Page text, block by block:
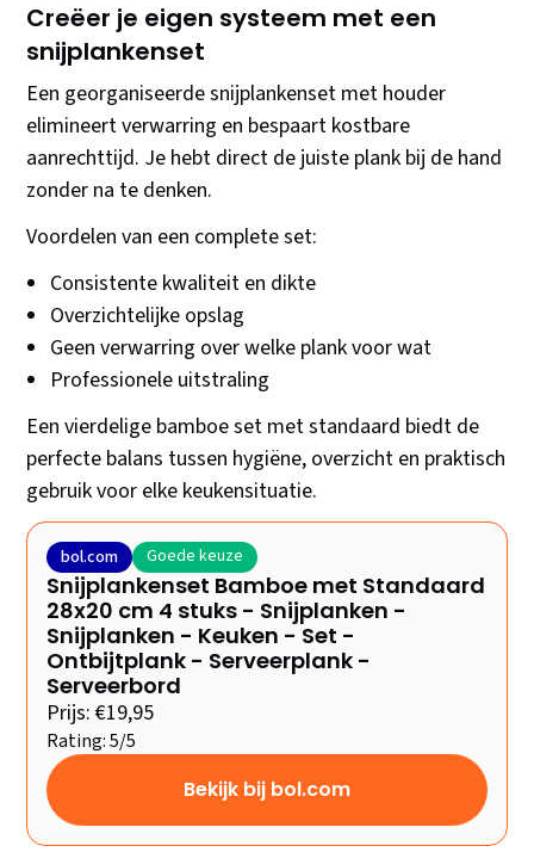
Creëer je eigen systeem met een
snijplankenset
Een georganiseerde snijplankenset met houder
elimineert verwarring en bespaart kostbare
aanrechttijd. Je hebt direct de juiste plank bij de hand
zonder na te denken.
Voordelen van een complete set:
Consistente kwaliteit en dikte
Overzichtelijke opslag
Geen verwarring over welke plank voor wat
Professionele uitstraling
Een vierdelige bamboe set met standaard biedt de
perfecte balans tussen hygiëne, overzicht en praktisch
gebruik voor elke keukensituatie.
bol.com Goede keuze
Snijplankenset Bamboe met Standaard
28x20 cm 4 stuks - Snijplanken -
Snijplanken - Keuken - Set -
Ontbijtplank - Serveerplank -
Serveerbord
Prijs: €19,95
Rating: 5/5
Bekijk bij bol.com